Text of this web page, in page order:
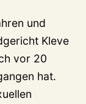
und
Kleve
vor 20
hat.